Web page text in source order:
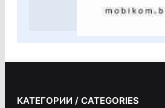
КАТЕГОРИИ / CATEGORIES